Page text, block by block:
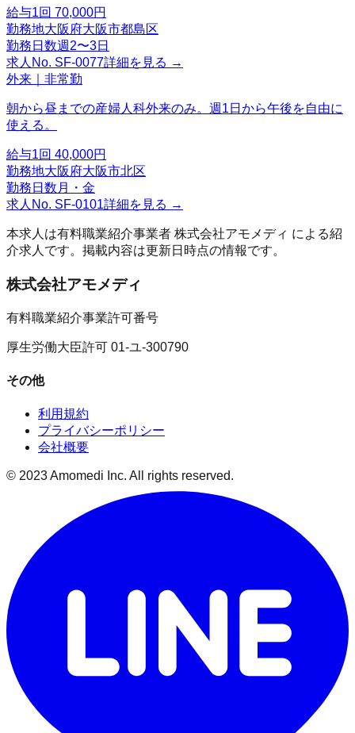
給与1回 70,000円
勤務地大阪府大阪市都島区
勤務日数週2〜3日
求人No. SF-0077詳細を見る →
外来｜非常勤
朝から昼までの産婦人科外来のみ。週1日から午後を自由に
使える。
給与1回 40,000円
勤務地大阪府大阪市北区
勤務日数 月・金
求人No. SF-0101詳細を見る →
本求人は有料職業紹介事業者 株式会社アモメディ による紹
介求人です。掲載内容は更新日時点の情報です。
株式会社アモメディ
有料職業紹介事業許可番号
厚生労働大臣許可 01-ユ-300790
その他
利用規約
プライバシーポリシー
会社概要
© 2023 Amomedi Inc. All rights reserved.